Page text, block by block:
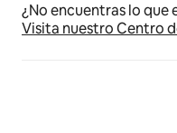
¿No encuentras lo que
Visita nuestro Centro